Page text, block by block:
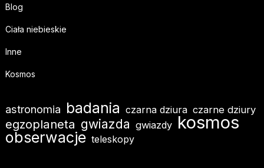
Blog
Ciała niebieskie
Inne
Kosmos
astronomia badania czarna dziura czarne dziury
egzoplaneta gwiazda gwiazdy kosmos
obserwacje teleskopy